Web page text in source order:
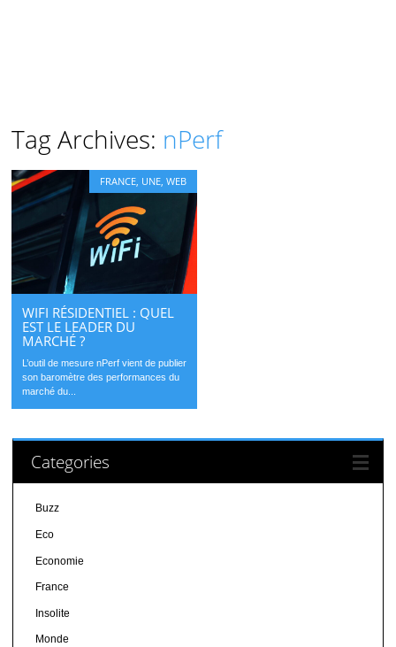
Tag Archives: nPerf
FRANCE UNE ,WEB
WIFI RÉSIDENTIEL : QUEL
EST LE LEADER DU
MARCHÉ ?
L’outil de mesure nPerf vient de publier
son baromètre des performances du
marché du...
Categories
Buzz
Eco
Economie
France
Insolite
Monde